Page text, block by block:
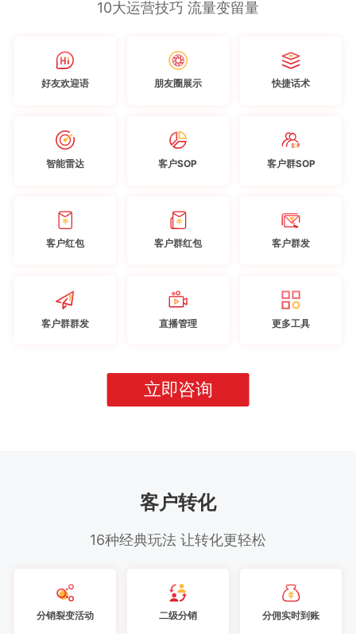
10大运营技巧 流量变留量
好友欢迎语 朋友圈展示 快捷话术
智能雷达 客户SOP 客户群SOP
客户红包 客户群红包 客户群发
客户群群发 直播管理 更多工具
立即咨询
客户转化
16种经典玩法 让转化更轻松
分销裂变活动 二级分销 分佣实时到账